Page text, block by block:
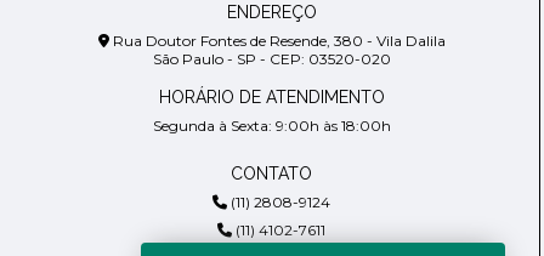
ENDEREÇO
Rua Doutor Fontes de Resende, 380 - Vila Dalila
São Paulo - SP - CEP: 03520-020
HORÁRIO DE ATENDIMENTO
Segunda à Sexta: 9:00h às 18:00h
CONTATO
(11) 2808-9124
(11) 4102-7611